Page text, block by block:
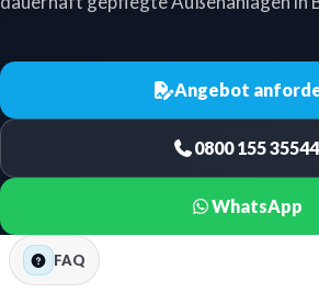
Angebot
0800 155 35544
WhatsApp
FAQ